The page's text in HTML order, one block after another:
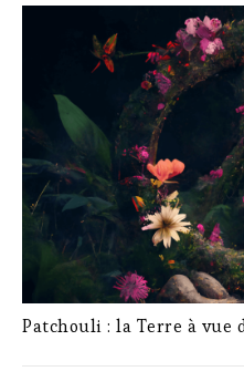
Patchouli : la Terre à vue